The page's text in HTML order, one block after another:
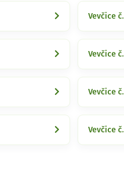
Vevčice
Vevčice
Vevčice
Vevčice